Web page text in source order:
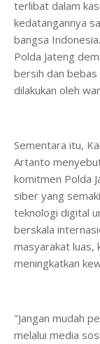
terlibat dalam
kedatangannya
bangsa
Polda Jateng
bersih dan bebas
dilakukan oleh
​Sementara itu,
Artanto
komitmen Polda
siber yang
teknologi digital
berskala
masyarakat luas,
meningkatkan
"Jangan mudah
melalui media